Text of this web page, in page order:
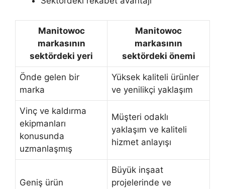
Manitowoc
markasının
sektördeki yeri
Manitowoc
markasının
sektördeki önemi
Önde gelen bir
marka
Yüksek kaliteli ürünler
ve yenilikçi yaklaşım
Vinç ve kaldırma
ekipmanları
konusunda
uzmanlaşmış
Müşteri odaklı
yaklaşım ve kaliteli
hizmet anlayışı
Geniş ürün
Büyük inşaat
projelerinde ve